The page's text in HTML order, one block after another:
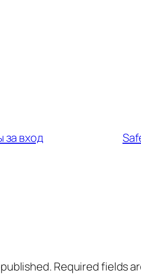
за вход
Required fields